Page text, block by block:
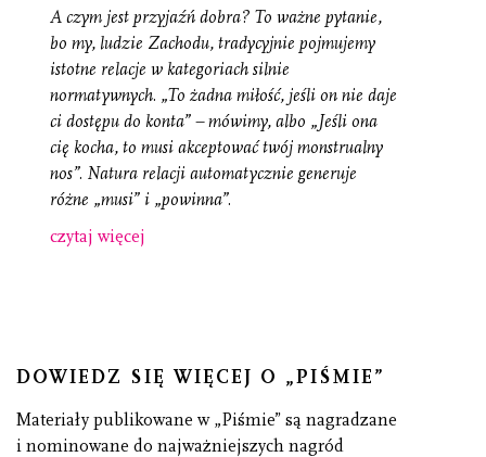
A czym jest przyjaźń dobra? To ważne pytanie,
bo my, ludzie Zachodu, tradycyjnie pojmujemy
istotne relacje w kategoriach silnie
normatywnych. „To żadna miłość, jeśli on nie daje
ci dostępu do konta” – mówimy, albo „Jeśli ona
cię kocha, to musi akceptować twój monstrualny
nos”. Natura relacji automatycznie generuje
różne „musi” i „powinna”.
czytaj więcej
DOWIEDZ SIĘ WIĘCEJ O „PIŚMIE”
Materiały publikowane w „Piśmie” są nagradzane
i nominowane do najważniejszych nagród